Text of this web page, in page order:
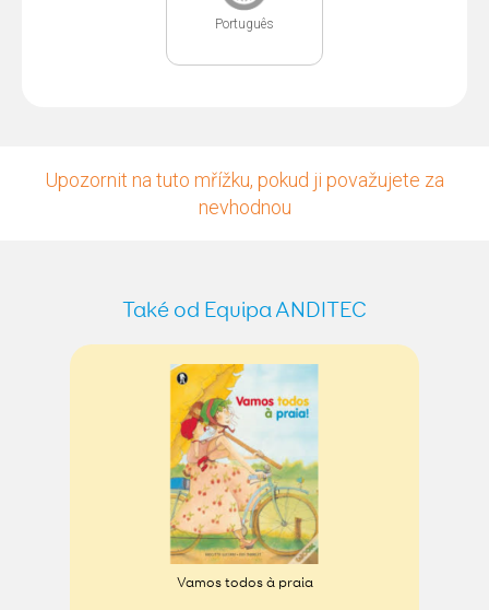
Português
Upozornit na tuto mřížku, pokud ji považujete za
nevhodnou
Také od Equipa ANDITEC
Vamos todos à praia